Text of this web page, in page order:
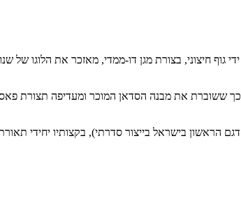
הראשון בישראל בייצור סדרתי), בקצותיו יחידי